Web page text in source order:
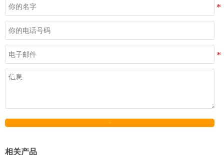
相关产品